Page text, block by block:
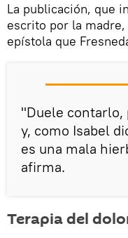
La publicación, que
escrito por la
epístola que
"Duele contarlo,
y, como Isabel
es una mala
afirma.
Terapia del